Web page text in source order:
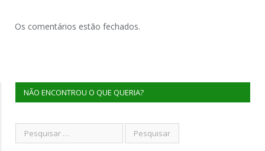
Os comentários estão fechados.
NÃO ENCONTROU O QUE QUERIA?